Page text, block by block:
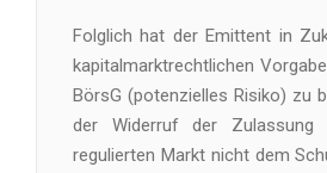
Folglich hat der Emittent in
kapitalmarktrechtlichen
BörsG (potenzielles Risiko) zu
der Widerruf der Zulassung
regulierten Markt nicht dem